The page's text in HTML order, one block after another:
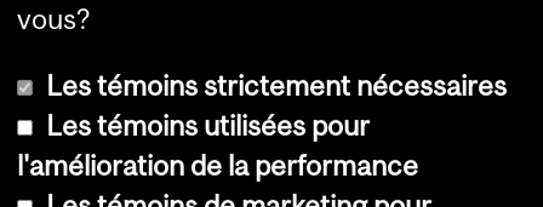
© Université McGill, 2026
vous?
Les témoins strictement nécessaires
Les témoins utilisées pour
l'amélioration de la performance